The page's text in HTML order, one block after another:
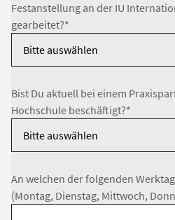
Festanstellung an der IU
gearbeitet?*
Bist Du aktuell bei einem
Hochschule beschäftigt?*
An welchen der folgenden
(Montag, Dienstag, Mittwoch,